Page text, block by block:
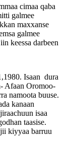
galmee
maxxanse
galmee
keessa darbeen
Isaan dura
Afaan Oromoo-
namoota buuse.
kanaan
isaa
taasise.
kiyyaa barruu